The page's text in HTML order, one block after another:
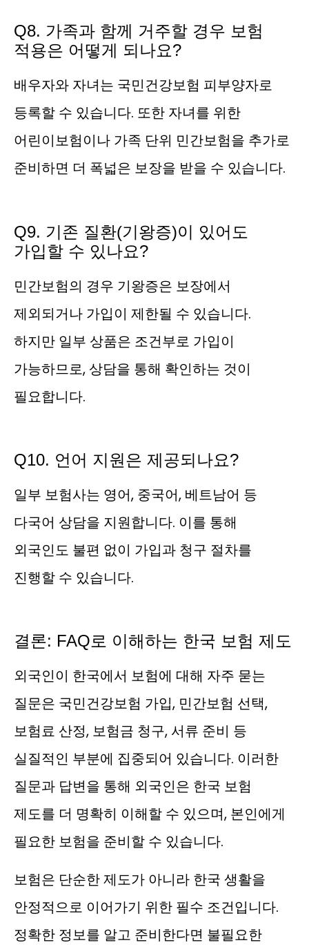
Q8. 가족과 함께 거주할 경우 보험
적용은 어떻게 되나요?
배우자와 자녀는 국민건강보험 피부양자로
등록할 수 있습니다. 또한 자녀를 위한
어린이보험이나 가족 단위 민간보험을 추가로
준비하면 더 폭넓은 보장을 받을 수 있습니다.
Q9. 기존 질환(기왕증)이 있어도
가입할 수 있나요?
민간보험의 경우 기왕증은 보장에서
제외되거나 가입이 제한될 수 있습니다.
하지만 일부 상품은 조건부로 가입이
가능하므로, 상담을 통해 확인하는 것이
필요합니다.
Q10. 언어 지원은 제공되나요?
일부 보험사는 영어, 중국어, 베트남어 등
다국어 상담을 지원합니다. 이를 통해
외국인도 불편 없이 가입과 청구 절차를
진행할 수 있습니다.
결론: FAQ로 이해하는 한국 보험 제도
외국인이 한국에서 보험에 대해 자주 묻는
질문은 국민건강보험 가입, 민간보험 선택,
보험료 산정, 보험금 청구, 서류 준비 등
실질적인 부분에 집중되어 있습니다. 이러한
질문과 답변을 통해 외국인은 한국 보험
제도를 더 명확히 이해할 수 있으며, 본인에게
필요한 보험을 준비할 수 있습니다.
보험은 단순한 제도가 아니라 한국 생활을
안정적으로 이어가기 위한 필수 조건입니다.
정확한 정보를 알고 준비한다면 불필요한